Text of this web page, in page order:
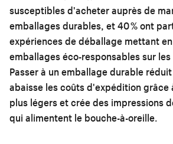
susceptibles d'acheter auprès de
emballages durables, et 40 % ont
expériences de déballage mettant
emballages éco-responsables sur
Passer à un emballage durable
abaisse les coûts d'expédition grâce
plus légers et crée des impressions
qui alimentent le bouche-à-oreille.